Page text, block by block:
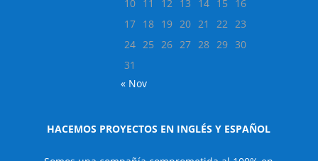
10 11 12 13 14 15
16
17 18 19 20 21 22 23
24 25 26 27 28 29 30
31
« Nov
HACEMOS PROYECTOS EN INGLÉS Y ESPAÑOL